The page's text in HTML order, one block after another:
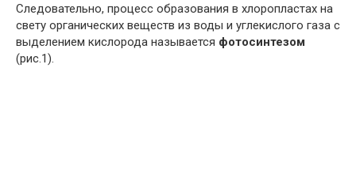
Следовательно, процесс образования в хлоропластах на
свету органических веществ из воды и углекислого газа с
выделением кислорода называется фотосинтезом
(рис.1).